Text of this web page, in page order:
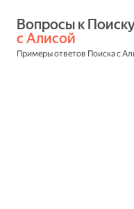
с Алисой
Примеры ответов Поиска с